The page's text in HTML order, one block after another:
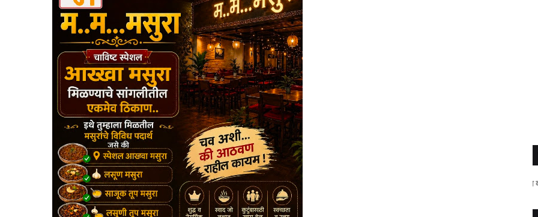
" सांगली दर्पण न्यूज वर आपल्या